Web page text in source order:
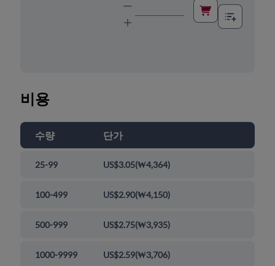
비용
수량 단가
25-99 US$3.05(₩4,364)
100-499 US$2.90(₩4,150)
500-999 US$2.75(₩3,935)
1000-9999 US$2.59(₩3,706)